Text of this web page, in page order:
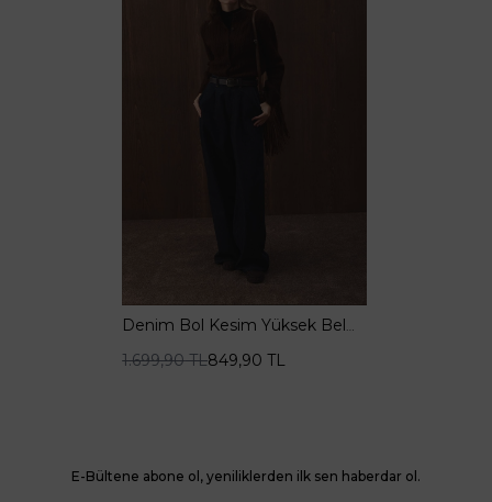
Denim Bol Kesim Yüksek Bel
1.699,90TL849,90 TL
E-Bültene abone ol, yeniliklerden ilk sen haberdar ol.